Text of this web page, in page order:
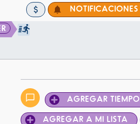
NOTIFICACIONES
AGREGAR TIEMPO
AGREGAR A MI LISTA